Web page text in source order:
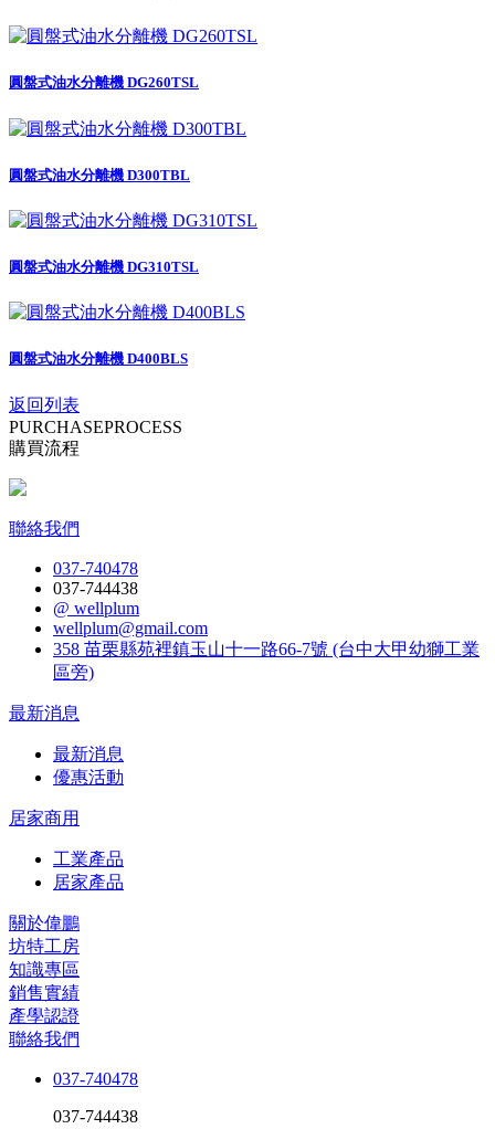
圓盤式油水分離機 DG260TSL
圓盤式油水分離機 D300TBL
圓盤式油水分離機 DG310TSL
圓盤式油水分離機 D400BLS
返回列表
PURCHASEPROCESS
購買流程
聯絡我們
037-740478
037-744438
@ wellplum
wellplum@gmail.com
358 苗栗縣苑裡鎮玉山十一路66-7號 (台中大甲幼獅工業
區旁)
最新消息
最新消息
優惠活動
居家商用
工業產品
居家產品
關於偉鵬
坊特工房
知識專區
銷售實績
產學認證
聯絡我們
037-740478
037-744438